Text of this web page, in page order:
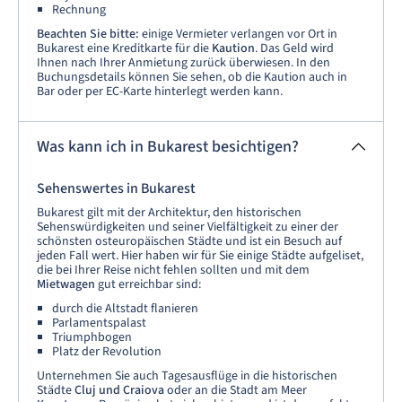
Rechnung
Beachten Sie bitte: einige Vermieter verlangen vor Ort in
Bukarest eine Kreditkarte für die Kaution. Das Geld wird
Ihnen nach Ihrer Anmietung zurück überwiesen. In den
Buchungsdetails können Sie sehen, ob die Kaution auch in
Bar oder per EC-Karte hinterlegt werden kann.
Was kann ich in Bukarest besichtigen?
Sehenswertes in Bukarest
Bukarest gilt mit der Architektur, den historischen
Sehenswürdigkeiten und seiner Vielfältigkeit zu einer der
schönsten osteuropäischen Städte und ist ein Besuch auf
jeden Fall wert. Hier haben wir für Sie einige Städte aufgeliset,
die bei Ihrer Reise nicht fehlen sollten und mit dem
Mietwagen gut erreichbar sind:
durch die Altstadt flanieren
Parlamentspalast
Triumphbogen
Platz der Revolution
Unternehmen Sie auch Tagesausflüge in die historischen
StädteCluj und Craiovaoder an die Stadt am Meer